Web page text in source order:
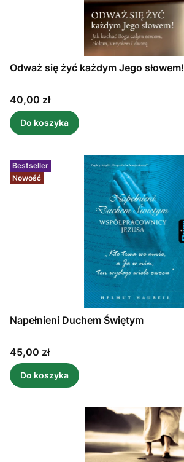
Odważ się żyć każdym Jego słowem!
Cena
40,00 zł
Do koszyka
Bestseller
Nowość
Napełnieni Duchem Świętym
Cena
45,00 zł
Do koszyka